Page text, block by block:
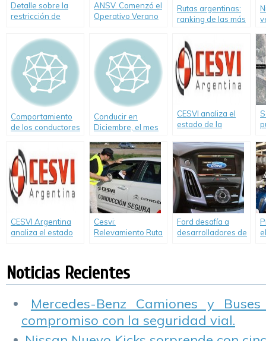
Detalle sobre la
restricción de
inicio de las
vacaciones de
invierno en
Argentina
ANSV. Comenzó el
Operativo Verano
Rutas argentinas:
ranking de las más
Comportamiento
de los conductores
verano 2009
Conducir en
Diciembre, el mes
año
CESVI analiza el
estado de la
CESVI Argentina
analiza el estado
Cesvi:
Relevamiento Ruta
Ramal Pilar
Ford desafía a
desarrolladores de
de tránsito.
Noticias Recientes
Mercedes-Benz Camiones y
compromiso con la seguridad vial.